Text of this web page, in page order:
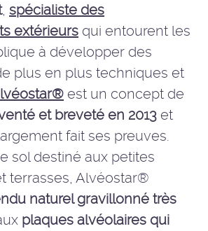
, spécialiste des
extérieurs qui entourent les
à développer des
plus en plus techniques et
est un concept de
et breveté en 2013 et
fait ses preuves.
sol destiné aux petites
terrasses, Alvéostar®
naturel gravillonné très
plaques alvéolaires qui